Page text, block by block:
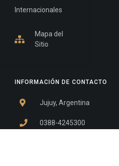
INFORMACIÓN DE CONTACTO
Jujuy, Argentina
0388-4245300
Internacionales
Mapa del
Sitio